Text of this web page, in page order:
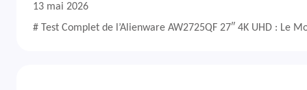
13 mai 2026
# Test Complet de l’Alienware AW2725QF 27″ 4K UHD : Le